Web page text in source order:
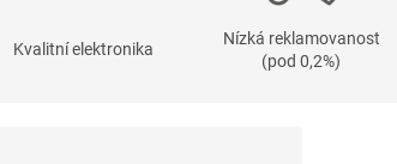
Kvalitní elektronika
Nízká reklamovanost
(pod 0,2%)